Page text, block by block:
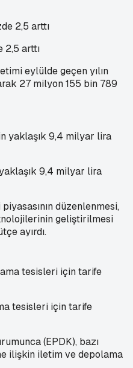
arttı
eylülde geçen yılın
27 milyon 155 bin 789
9,4 milyar lira
düzenlenmesi,
geliştirilmesi
ayırdı.
tesisleri için tarife
(EPDK), bazı
ilişkin iletim ve depolama